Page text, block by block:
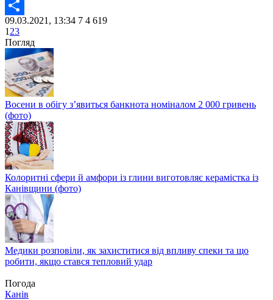
Twitter
Share
09.03.2021, 13:34 7 4 619
1 23
Погляд
Восени в обігу з’явиться банкнота номіналом 2 000 гривень
(фото)
Колоритні сфери й амфори із глини виготовляє керамістка із
Канівщини (фото)
Медики розповіли, як захиститися від впливу спеки та що
робити, якщо стався тепловий удар
Погода
Канів